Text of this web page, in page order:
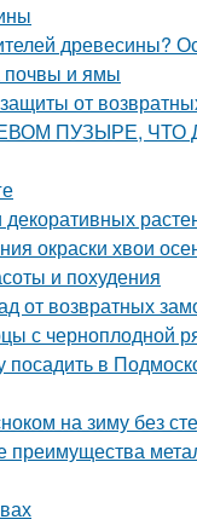
древесины?
почвы и ямы
от
ПУЗЫРЕ,
окраски хвои
и похудения
от возвратных
с черноплодной
в
на зиму без